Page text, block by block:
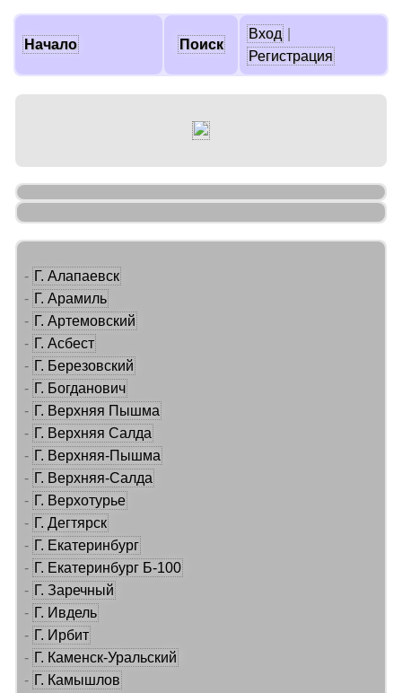
Начало Поиск
Вход
Регистрация
- Г. Алапаевск
- Г. Арамиль
- Г. Артемовский
- Г. Асбест
- Г. Березовский
- Г. Богданович
- Г. Верхняя Пышма
- Г. Верхняя Салда
- Г. Верхняя-Пышма
- Г. Верхняя-Салда
- Г. Верхотурье
- Г. Дегтярск
- Г. Екатеринбург
- Г. Екатеринбург Б-100
- Г. Заречный
- Г. Ивдель
- Г. Ирбит
- Г. Каменск-Уральский
- Г. Камышлов